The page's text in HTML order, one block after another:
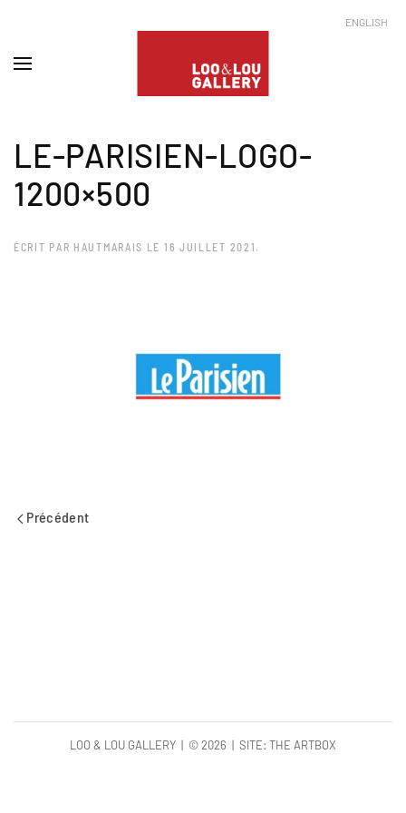
ENGLISH
LE-PARISIEN-LOGO-
1200×500
ÉCRIT PAR HAUTMARAIS LE 16 JUILLET 2021 .
Précédent
LOO & LOU GALLERY | ©2026 | SITE: THE ARTBOX